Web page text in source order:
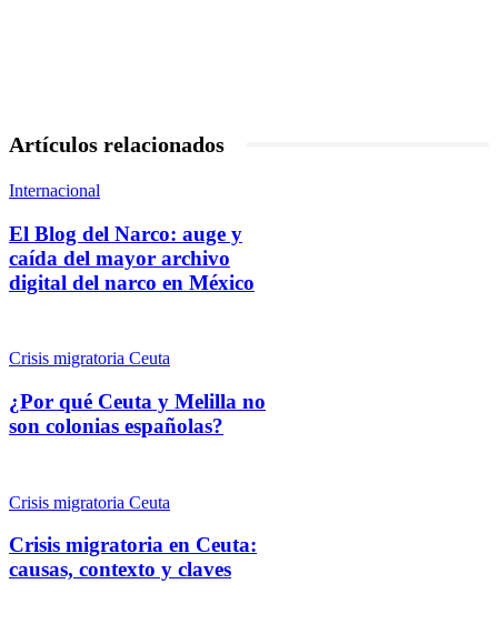
Artículos relacionados
Internacional
El Blog del Narco: auge y
caída del mayor archivo
digital del narco en México
Crisis migratoria Ceuta
¿Por qué Ceuta y Melilla no
son colonias españolas?
Crisis migratoria Ceuta
Crisis migratoria en Ceuta:
causas, contexto y claves